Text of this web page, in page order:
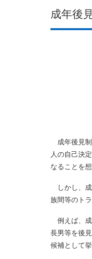
成年後
成年後見制
人の自己決
なることを
しかし、成
族間等のト
例えば、成
長男等を後
候補として